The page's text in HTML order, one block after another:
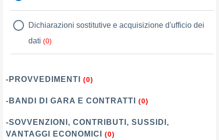
Dichiarazioni sostitutive e acquisizione d'ufficio dei
dati (0)
-PROVVEDIMENTI (0)
-BANDI DI GARA E CONTRATTI (0)
-SOVVENZIONI, CONTRIBUTI, SUSSIDI,
VANTAGGI ECONOMICI
(0)